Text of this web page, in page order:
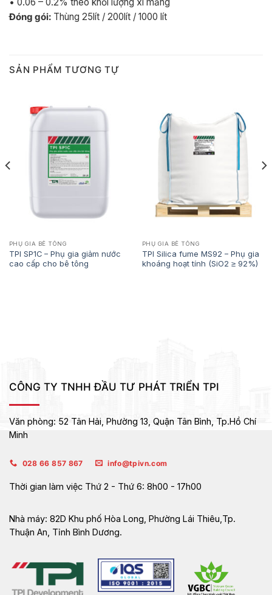
Đóng gói: Thùng 25lít / 200lít / 1000 lít
SẢN PHẨM TƯƠNG TỰ
PHỤ GIA BÊ TÔNG
TPI SP1C – Phụ gia giảm nước
cao cấp cho bê tông
PHỤ GIA BÊ TÔNG
TPI Silica fume MS92 – Phụ gia
khoáng hoạt tính (SiO2 ≥ 92%)
CÔNG TY TNHH ĐẦU TƯ PHÁT TRIỂN TPI
Văn phòng: 52 Tân Hải, Phường 13, Quận Tân Bình, Tp.Hồ Chí
Minh
028 66 857 867 info@tpivn.com
Thời gian làm việc Thứ 2 - Thứ 6: 8h00 - 17h00
Nhà máy: 82D Khu phố Hòa Long, Phường Lái Thiêu,Tp.
Thuận An, Tỉnh Bình Dương.